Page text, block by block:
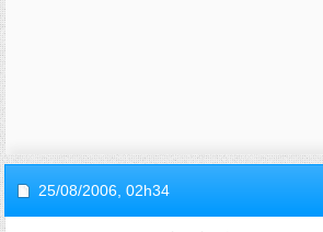
25/08/2006, 02h34